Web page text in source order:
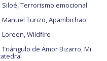
Siloé, Terrorismo emocional
Manuel Turizo, Apambichao
Loreen, Wildfire
Triángulo de Amor Bizarro, Mi